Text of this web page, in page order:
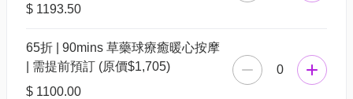
$ 1193.50
65折 | 90mins 草藥球療癒暖心按摩
| 需提前預訂 (原價$1,705)
$ 1100.00
0